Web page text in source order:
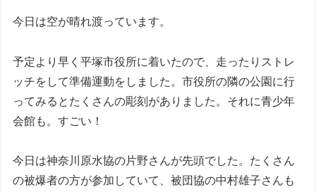
今日は空が晴れ渡っています。
予定より早く平塚市役所に着いたので、走ったりストレ
ッチをして準備運動をしました。市役所の隣の公園に行
ってみるとたくさんの彫刻がありました。それに青少年
会館も。すごい！
今日は神奈川原水協の片野さんが先頭でした。たくさん
の被爆者の方が参加していて、被団協の中村雄子さんも